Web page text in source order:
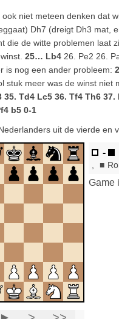
ook niet meteen denken dat
Dh7 (dreigt Dh3 mat,
die de witte problemen laat
25… Lb4 26. Pe2 26.
is nog een ander probleem:
stuk meer was de winst niet
35. Td4 Lc5 36. Tf4 Th6
b5 0-1
uit de vierde en